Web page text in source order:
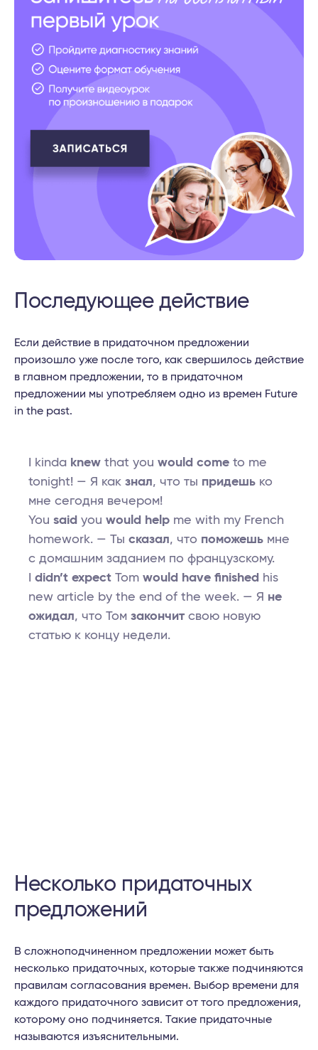
Последующее действие
Если действие в придаточном предложении
произошло уже после того, как свершилось действие
в главном предложении, то в придаточном
предложении мы употребляем одно из времен Future
in the past.
I kinda knew that you would come to me
tonight! — Я как знал, что ты придешь ко
мне сегодня вечером!
You said you would help me with my French
homework. — Ты сказал, что поможешь мне
с домашним заданием по французскому.
didn’t expect Tom would have finished his
new article by the end of the week. — Я не
ожидал, что Том закончит свою новую
статью к концу недели.
Несколько придаточных
предложений
В сложноподчиненном предложении может быть
несколько придаточных, которые также подчиняются
правилам согласования времен. Выбор времени для
каждого придаточного зависит от того предложения,
которому оно подчиняется. Такие придаточные
называются изъяснительными.